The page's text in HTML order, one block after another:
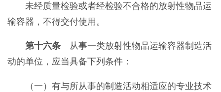
未经质量检验或者经检验不合格的放射性物品运
输容器，不得交付使用。
第十六条从事一类放射性物品运输容器制造活
动的单位，应当具备下列条件：
（一）有与所从事的制造活动相适应的专业技术